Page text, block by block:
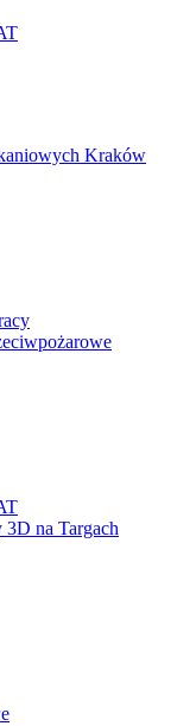
Kraków
3D na Targach